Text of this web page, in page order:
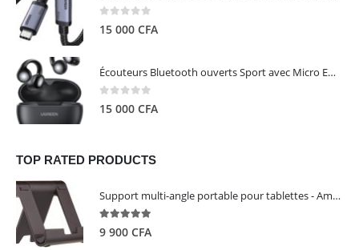
0 out of 5
15 000 CFA
Écouteurs Bluetooth ouverts Sport avec Micro ENC IPX5 – HiTune S3 UGREEN 45785
0 out of 5
15 000 CFA
TOP RATED PRODUCTS
Support multi-angle portable pour tablettes - Amazon Basics
5.00out of 5
9 900 CFA